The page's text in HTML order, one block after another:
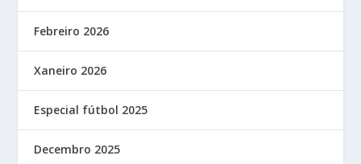
Febreiro 2026
Xaneiro 2026
Especial fútbol 2025
Decembro 2025